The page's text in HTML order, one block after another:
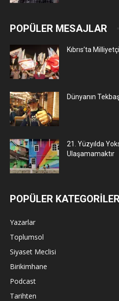
POPÜLER MESAJLAR
Kıbrıs’ta
Dünyanın
21. Yüzyılda
Ulaşamamaktır
POPÜLER
Yazarlar
Toplumsol
Siyaset Meclisi
Birikimhane
Podcast
Tarihten